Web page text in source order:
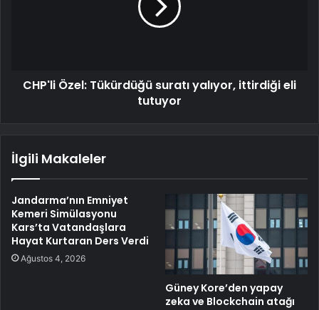
CHP'li Özel: Tükürdüğü suratı yalıyor, ittirdiği eli
tutuyor
İlgili Makaleler
Jandarma’nın Emniyet
Kemeri Simülasyonu
Kars’ta Vatandaşlara
Hayat Kurtaran Ders Verdi
Ağustos 4, 2026
Güney Kore’den yapay
zeka ve Blockchain atağı